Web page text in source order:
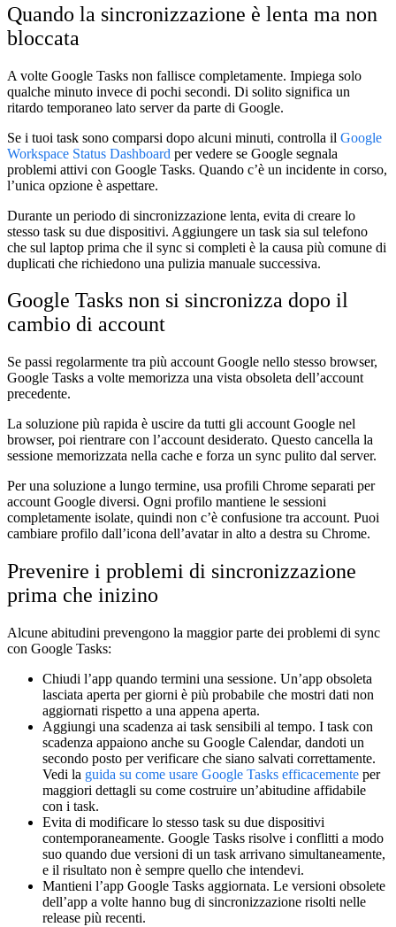
Quando la sincronizzazione è lenta ma non
bloccata
A volte Google Tasks non fallisce completamente. Impiega solo
qualche minuto invece di pochi secondi. Di solito significa un
ritardo temporaneo lato server da parte di Google.
Se i tuoi task sono comparsi dopo alcuni minuti, controlla il Google
Workspace Status Dashboard per vedere se Google segnala
problemi attivi con Google Tasks. Quando c’è un incidente in corso,
l’unica opzione è aspettare.
Durante un periodo di sincronizzazione lenta, evita di creare lo
stesso task su due dispositivi. Aggiungere un task sia sul telefono
che sul laptop prima che il sync si completi è la causa più comune di
duplicati che richiedono una pulizia manuale successiva.
Google Tasks non si sincronizza dopo il
cambio di account
Se passi regolarmente tra più account Google nello stesso browser,
Google Tasks a volte memorizza una vista obsoleta dell’account
precedente.
La soluzione più rapida è uscire da tutti gli account Google nel
browser, poi rientrare con l’account desiderato. Questo cancella la
sessione memorizzata nella cache e forza un sync pulito dal server.
Per una soluzione a lungo termine, usa profili Chrome separati per
account Google diversi. Ogni profilo mantiene le sessioni
completamente isolate, quindi non c’è confusione tra account. Puoi
cambiare profilo dall’icona dell’avatar in alto a destra su Chrome.
Prevenire i problemi di sincronizzazione
prima che inizino
Alcune abitudini prevengono la maggior parte dei problemi di sync
con Google Tasks:
Chiudi l’app quando termini una sessione. Un’app obsoleta
lasciata aperta per giorni è più probabile che mostri dati non
aggiornati rispetto a una appena aperta.
Aggiungi una scadenza ai task sensibili al tempo. I task con
scadenza appaiono anche su Google Calendar, dandoti un
secondo posto per verificare che siano salvati correttamente.
Vedi la guida su come usare Google Tasks efficacemente per
maggiori dettagli su come costruire un’abitudine affidabile
con i task.
Evita di modificare lo stesso task su due dispositivi
contemporaneamente. Google Tasks risolve i conflitti a modo
suo quando due versioni di un task arrivano simultaneamente,
e il risultato non è sempre quello che intendevi.
Mantieni l’app Google Tasks aggiornata. Le versioni obsolete
dell’app a volte hanno bug di sincronizzazione risolti nelle
release più recenti.